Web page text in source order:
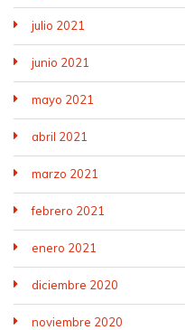
julio 2021
junio 2021
mayo 2021
abril 2021
marzo 2021
febrero 2021
enero 2021
diciembre 2020
noviembre 2020